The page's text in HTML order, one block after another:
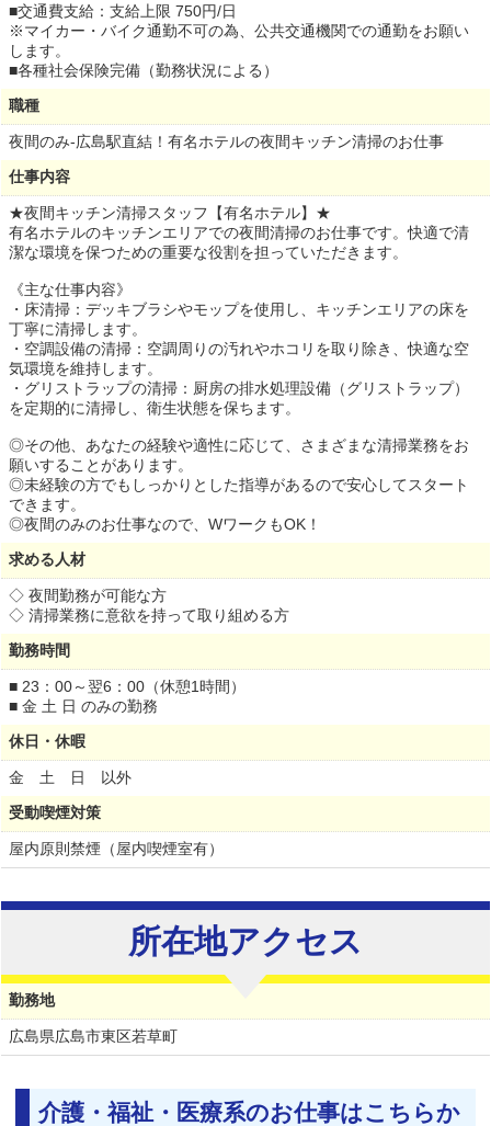
■交通費支給：支給上限 750円/日
※マイカー・バイク通勤不可の為、公共交通機関での通勤をお願い
します。
■各種社会保険完備（勤務状況による）
職種
夜間のみ-広島駅直結！有名ホテルの夜間キッチン清掃のお仕事
仕事内容
★夜間キッチン清掃スタッフ【有名ホテル】★
有名ホテルのキッチンエリアでの夜間清掃のお仕事です。快適で清
潔な環境を保つための重要な役割を担っていただきます。
《主な仕事内容》
・床清掃：デッキブラシやモップを使用し、キッチンエリアの床を
丁寧に清掃します。
・空調設備の清掃：空調周りの汚れやホコリを取り除き、快適な空
気環境を維持します。
・グリストラップの清掃：厨房の排水処理設備（グリストラップ）
を定期的に清掃し、衛生状態を保ちます。
◎その他、あなたの経験や適性に応じて、さまざまな清掃業務をお
願いすることがあります。
◎未経験の方でもしっかりとした指導があるので安心してスタート
できます。
◎夜間のみのお仕事なので、WワークもOK！
求める人材
◇ 夜間勤務が可能な方
◇ 清掃業務に意欲を持って取り組める方
勤務時間
■ 23：00～翌6：00（休憩1時間）
■ 金 土 日 のみの勤務
休日・休暇
金 土 日 以外
受動喫煙対策
屋内原則禁煙（屋内喫煙室有）
所在地アクセス
勤務地
広島県広島市東区若草町
介護・福祉・医療系のお仕事はこちらか